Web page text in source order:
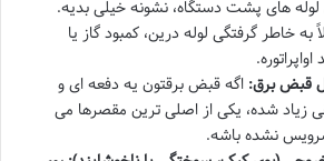
لوله های پشت دستگاه، نشونه خیلی بدیه.
خاطر گرفتگی لوله درین، کمبود گاز یا
قبض برق: اگه قبض برقتون یه دفعه ای و
زیاد شده، یکی از اصلی ترین مقصرها می
نشده باشه.